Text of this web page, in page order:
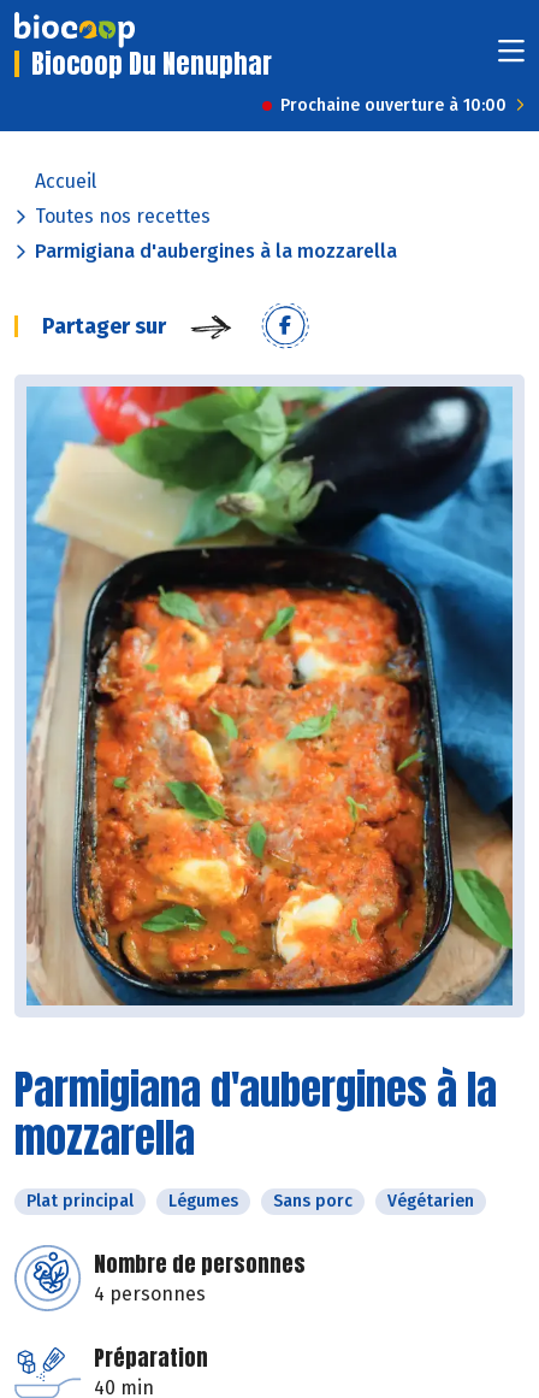
Biocoop Du Nenuphar
Prochaine ouverture à 10:00
Accueil
Toutes nos recettes
Parmigiana d'aubergines à la mozzarella
Partager sur
Parmigiana d'aubergines à la
mozzarella
Plat principal Légumes Sans porc Végétarien
Nombre de personnes
4 personnes
Préparation
40 min